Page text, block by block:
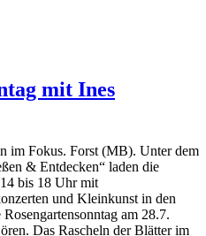
mit Ines
im Fokus. Forst (MB). Unter dem
& Entdecken“ laden die
bis 18 Uhr mit
und Kleinkunst in den
am 28.7.
Das Rascheln der Blätter im